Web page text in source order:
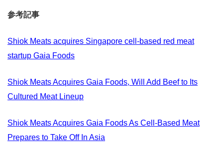
参考記事
Shiok Meats acquires Singapore cell-based red meat
startup Gaia Foods
Shiok Meats Acquires Gaia Foods, Will Add Beef to Its
Cultured Meat Lineup
Shiok Meats Acquires Gaia Foods As Cell-Based Meat
Prepares to Take Off In Asia